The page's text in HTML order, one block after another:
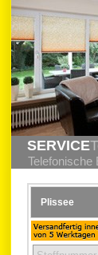
SERVICE
Telefonische
Plissee